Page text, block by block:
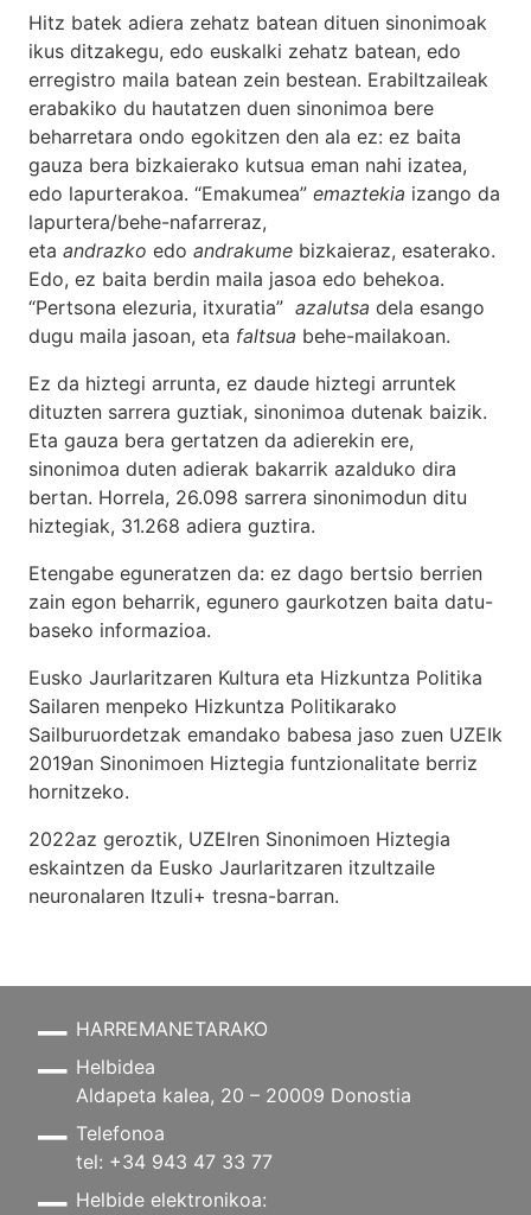
Hitz batek adiera zehatz batean dituen sinonimoak
ikus ditzakegu, edo euskalki zehatz batean, edo
erregistro maila batean zein bestean. Erabiltzaileak
erabakiko du hautatzen duen sinonimoa bere
beharretara ondo egokitzen den ala ez: ez baita
gauza bera bizkaierako kutsua eman nahi izatea,
edo lapurterakoa. “Emakumea” emaztekia izango da
lapurtera/behe-nafarreraz,
eta andrazko edo andrakume bizkaieraz, esaterako.
Edo, ez baita berdin maila jasoa edo behekoa.
“Pertsona elezuria, itxuratia” azalutsa dela esango
dugu maila jasoan, eta faltsua behe-mailakoan.
Ez da hiztegi arrunta, ez daude hiztegi arruntek
dituzten sarrera guztiak, sinonimoa dutenak baizik.
Eta gauza bera gertatzen da adierekin ere,
sinonimoa duten adierak bakarrik azalduko dira
bertan. Horrela, 26.098 sarrera sinonimodun ditu
hiztegiak, 31.268 adiera guztira.
Etengabe eguneratzen da: ez dago bertsio berrien
zain egon beharrik, egunero gaurkotzen baita datu-
baseko informazioa.
Eusko Jaurlaritzaren Kultura eta Hizkuntza Politika
Sailaren menpeko Hizkuntza Politikarako
Sailburuordetzak emandako babesa jaso zuen UZEIk
2019an Sinonimoen Hiztegia funtzionalitate berriz
hornitzeko.
2022az geroztik, UZEIren Sinonimoen Hiztegia
eskaintzen da Eusko Jaurlaritzaren itzultzaile
neuronalaren Itzuli+ tresna-barran.
HARREMANETARAKO
Helbidea
Aldapeta kalea, 20 – 20009 Donostia
Telefonoa
tel: +34 943 47 33 77
Helbide elektronikoa: